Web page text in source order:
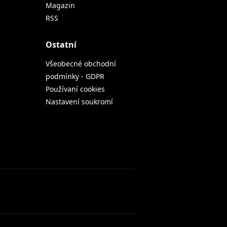
Magazin
RSS
Ostatní
Všeobecné obchodní
podmínky - GDPR
Používaní cookies
Nastavení soukromí